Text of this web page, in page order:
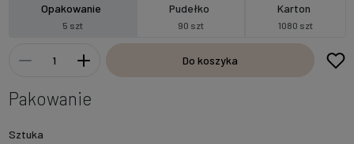
Opakowanie
5 szt
Pudełko
90 szt
Karton
1080 szt
Do koszyka
Pakowanie
Sztuka